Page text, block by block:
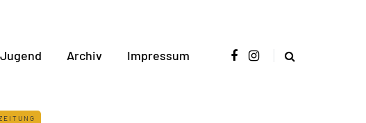
Jugend Archiv Impressum